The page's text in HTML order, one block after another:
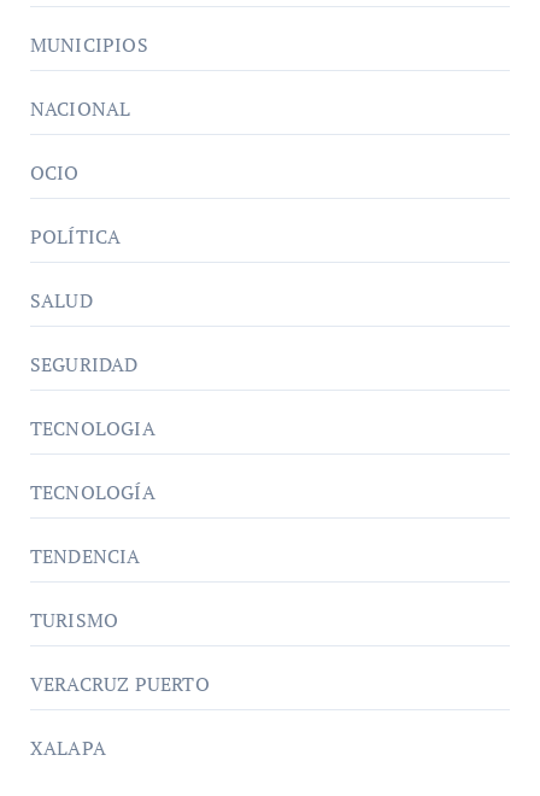
MUNICIPIOS
NACIONAL
OCIO
POLÍTICA
SALUD
SEGURIDAD
TECNOLOGIA
TECNOLOGÍA
TENDENCIA
TURISMO
VERACRUZ PUERTO
XALAPA